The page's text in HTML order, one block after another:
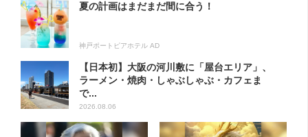
夏の計画はまだまだ間に合う！
神戸ポートピアホテル AD
【日本初】大阪の河川敷に「屋台エリア」、
ラーメン・焼肉・しゃぶしゃぶ・カフェま
で...
2026.08.06